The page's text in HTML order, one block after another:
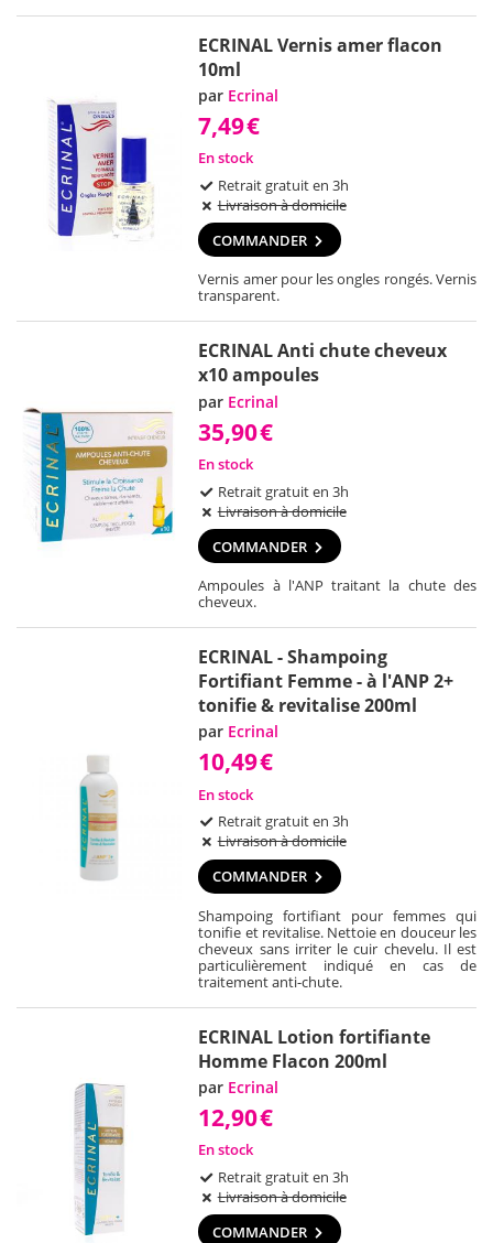
ECRINAL Vernis amer flacon
10ml
par Ecrinal
7,49€
En stock
Retrait gratuit en 3h
Livraison à domicile
COMMANDER
Vernis amer pour les ongles rongés. Vernis
transparent.
ECRINAL Anti chute cheveux
x10 ampoules
par Ecrinal
35,90€
En stock
Retrait gratuit en 3h
Livraison à domicile
COMMANDER
Ampoules à l'ANP traitant la chute des
cheveux.
ECRINAL - Shampoing
Fortifiant Femme - à l'ANP 2+
tonifie & revitalise 200ml
par Ecrinal
10,49€
En stock
Retrait gratuit en 3h
Livraison à domicile
COMMANDER
Shampoing fortifiant pour femmes qui
tonifie et revitalise. Nettoie en douceur les
cheveux sans irriter le cuir chevelu. Il est
particulièrement indiqué en cas de
traitement anti-chute.
ECRINAL Lotion fortifiante
Homme Flacon 200ml
par Ecrinal
12,90€
En stock
Retrait gratuit en 3h
Livraison à domicile
COMMANDER